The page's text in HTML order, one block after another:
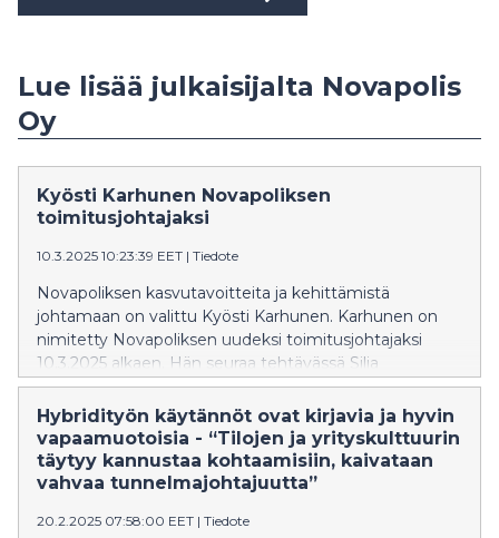
Lue lisää julkaisijalta Novapolis
Oy
Kyösti Karhunen Novapoliksen
toimitusjohtajaksi
10.3.2025 10:23:39 EET | Tiedote
Novapoliksen kasvutavoitteita ja kehittämistä
johtamaan on valittu Kyösti Karhunen. Karhunen on
nimitetty Novapoliksen uudeksi toimitusjohtajaksi
10.3.2025 alkaen. Hän seuraa tehtävässä Silja
Huhtiniemiä, joka keskittyy jatkossa kokopäiväisesti
KPY-konsernin kehitys- ja viestintäjohtajan sekä
varatoimitusjohtajan tehtäviin.
Hybridityön käytännöt ovat kirjavia ja hyvin
vapaamuotoisia - “Tilojen ja yrityskulttuurin
täytyy kannustaa kohtaamisiin, kaivataan
vahvaa tunnelmajohtajuutta”
20.2.2025 07:58:00 EET | Tiedote